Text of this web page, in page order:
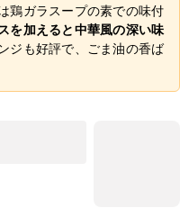
鶏ガラスープの素での味付
を加えると中華風の深い味
ジも好評で、ごま油の香ば